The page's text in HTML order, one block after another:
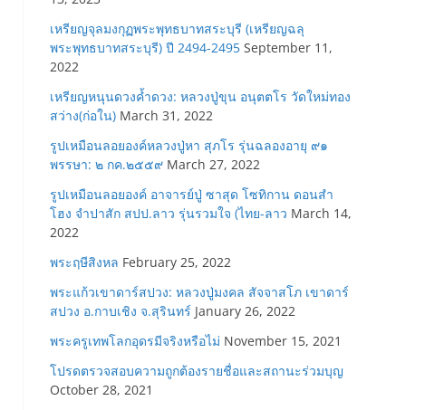
เหรียญจุลมงกุฏพระพุทธบาทสระบุรี (เหรียญฉลุ
พระพุทธบาทสระบุรี) ปี 2494-2495 September 11,
2022
เหรียญหนุนดวงค้ำดวง: หลวงปู่ขุน อนุตตโร วัดใหม่ทอง
สว่าง(ก่อใน) March 31, 2022
รูปเหมือนลอยองค์หลวงปู่หา สุภโร รุ่นฉลองอายุ ๙๑
พรรษา: ๒ กค.๒๕๕๙ March 27, 2022
รูปเหมือนลอยองค์ อาจารย์ปู่ ซาสุด โซทิกาน ดอนสำ
โฮง จำปาสัก สปป.ลาว รุ่นรวมใจ (ไทย-ลาว March 14,
2022
พระฤษีสิงหล February 25, 2022
พระแก้วเขาดาร์สปวง: หลวงปู่มงคล สัจจาสโภ เขาดาร์
สปวง อ.กาบเชิง จ.สุรินทร์ January 26, 2022
พระครูเทพโลกอุดรมีจริงหรือไม่ November 15, 2021
โปรดตรวจสอบความถูกต้องรายชื่อและสถานะร่วมบุญ
October 28, 2021